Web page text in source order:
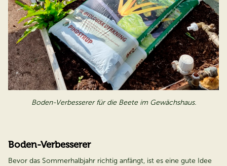
Boden-Verbesserer für die Beete im Gewächshaus.
Boden-Verbesserer
Bevor das Sommerhalbjahr richtig anfängt, ist es eine gute Idee